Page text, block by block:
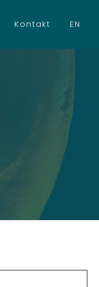
Kontakt CS
EN